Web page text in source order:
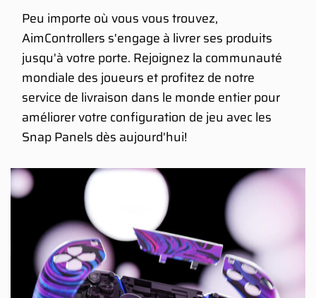
Peu importe où vous vous trouvez,
AimControllers s'engage à livrer ses produits
jusqu'à votre porte. Rejoignez la communauté
mondiale des joueurs et profitez de notre
service de livraison dans le monde entier pour
améliorer votre configuration de jeu avec les
Snap Panels dès aujourd'hui!